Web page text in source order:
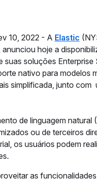
10, 2022 - A Elastic
anunciou hoje a
soluções
nativo para modelos
simplificada, junto com
de linguagem
ou de terceiros
os usuários podem
as